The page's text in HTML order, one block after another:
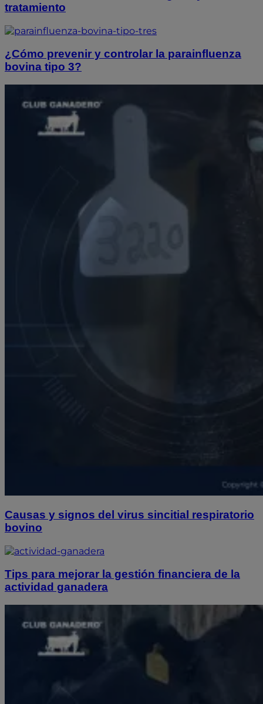
tratamiento
¿Cómo prevenir y controlar la parainfluenza
bovina tipo 3?
Causas y signos del virus sincitial respiratorio
bovino
Tips para mejorar la gestión financiera de la
actividad ganadera